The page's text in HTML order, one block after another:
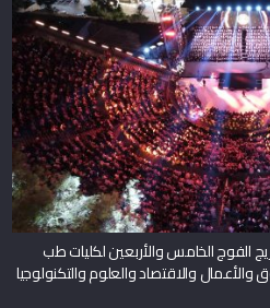
الفوج الخامس والأربعين لكليات طب
والاقتصاد والعلوم والتكنولوجيا